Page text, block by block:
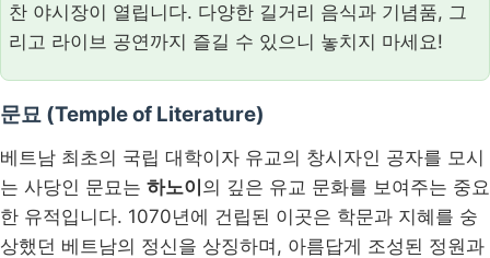
찬 야시장이 열립니다. 다양한 길거리 음식과 기념품, 그
리고 라이브 공연까지 즐길 수 있으니 놓치지 마세요!
문묘 (Temple of Literature)
베트남 최초의 국립 대학이자 유교의 창시자인 공자를 모시
는 사당인 문묘는 하노이의 깊은 유교 문화를 보여주는 중요
한 유적입니다. 1070년에 건립된 이곳은 학문과 지혜를 숭
상했던 베트남의 정신을 상징하며, 아름답게 조성된 정원과